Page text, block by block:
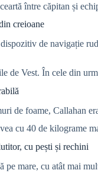
între căpitan și
creioane
de navigație
de Vest. În cele din
de foame, Callahan
cu 40 de kilograme
cu pești și rechini
mare, cu atât mai